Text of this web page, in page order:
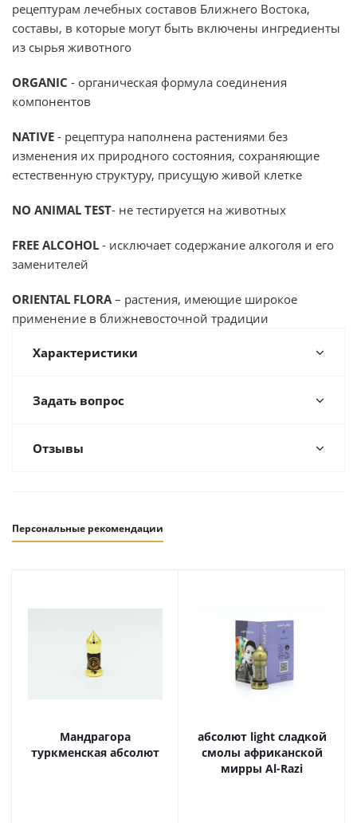
рецептурам лечебных составов Ближнего Востока,
составы, в которые могут быть включены ингредиенты
из сырья животного
ORGANIC - органическая формула соединения
компонентов
NATIVE - рецептура наполнена растениями без
изменения их природного состояния, сохраняющие
естественную структуру, присущую живой клетке
NO ANIMAL TEST- не тестируется на животных
FREE ALCOHOL - исключает содержание алкоголя и его
заменителей
ORIENTAL FLORA– растения, имеющие широкое
применение в ближневосточной традиции
Характеристики
Задать вопрос
Отзывы
Персональные рекомендации
Мандрагора
туркменская абсолют
абсолют light сладкой
смолы африканской
мирры Al-Razi